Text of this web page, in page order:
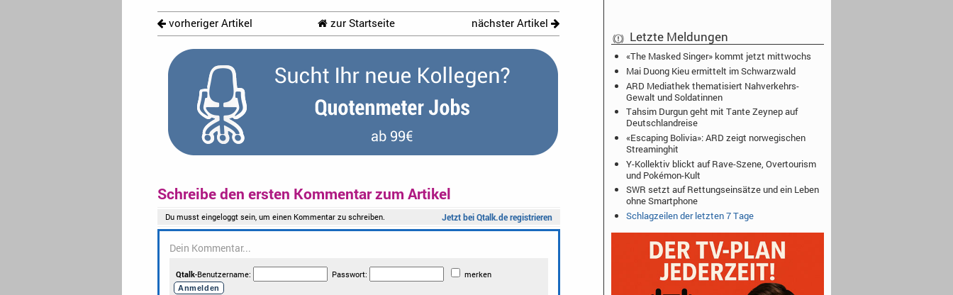
vorheriger Artikel zur Startseite nächster Artikel
Schreibe den ersten Kommentar zum Artikel
Letzte Meldungen
«The Masked Singer» kommt jetzt mittwochs
Mai Duong Kieu ermittelt im Schwarzwald
ARD Mediathek thematisiert Nahverkehrs-
Gewalt und Soldatinnen
Tahsim Durgun geht mit Tante Zeynep auf
Deutschlandreise
«Escaping Bolivia»: ARD zeigt norwegischen
Streaminghit
Y-Kollektiv blickt auf Rave-Szene, Overtourism
und Pokémon-Kult
SWR setzt auf Rettungseinsätze und ein Leben
ohne Smartphone
Schlagzeilen der letzten 7 Tage